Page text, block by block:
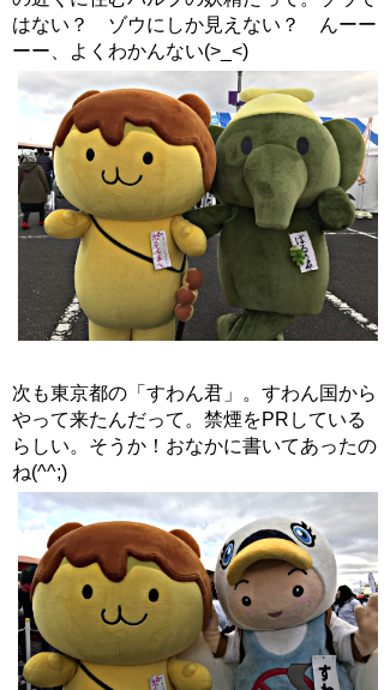
はない？ ゾウにしか見えない？ んーー
ーー、よくわかんない(>_<)
次も東京都の「すわん君」。すわん国から
やって来たんだって。禁煙をPRしている
らしい。そうか！おなかに書いてあったの
ね(^^;)